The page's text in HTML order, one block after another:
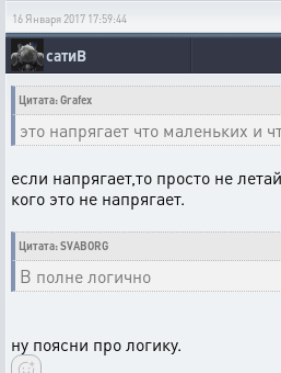
16 Января 2017 17:59:44
сатиВ
Цитата: Grafex
это напрягает что маленьких и
если напрягает,то просто не
кого это не напрягает.
Цитата: SVABORG
В полне логично
ну поясни про логику.